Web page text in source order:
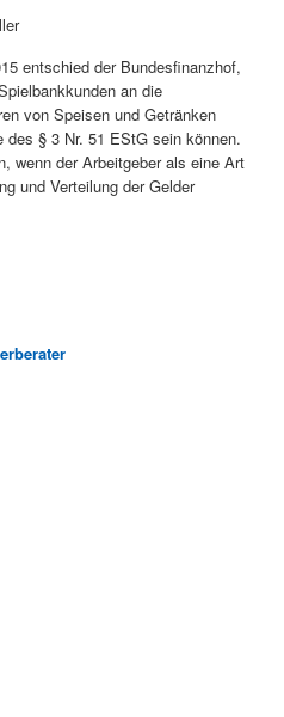
entschied der Bundesfinanzhof,
an die
von Speisen und Getränken
des § 3 Nr. 51 EStG sein können.
wenn der Arbeitgeber als eine Art
und Verteilung der Gelder